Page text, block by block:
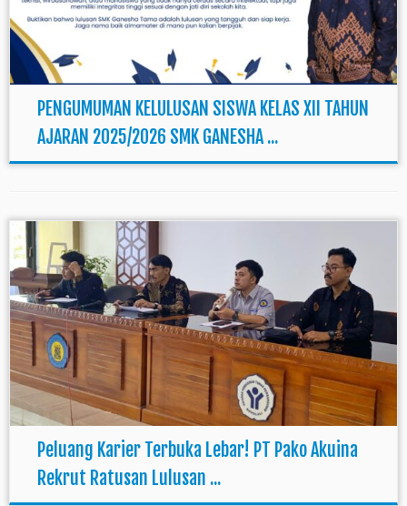
PENGUMUMAN KELULUSAN SISWA KELAS XII TAHUN
AJARAN 2025/2026 SMK GANESHA ...
Peluang Karier Terbuka Lebar! PT Pako Akuina
Rekrut Ratusan Lulusan ...